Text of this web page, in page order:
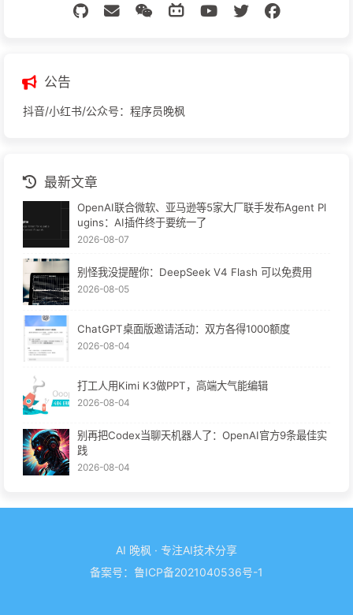
公告
抖音/小红书/公众号：程序员晚枫
最新文章
OpenAI联合微软、亚马逊等5家大厂联手发布Agent Pl
ugins：AI插件终于要统一了
2026-08-07
别怪我没提醒你：DeepSeek V4 Flash 可以免费用
2026-08-05
ChatGPT桌面版邀请活动：双方各得1000额度
2026-08-04
打工人用Kimi K3做PPT，高端大气能编辑
2026-08-04
别再把Codex当聊天机器人了：OpenAI官方9条最佳实
践
2026-08-04
AI 晚枫 · 专注AI技术分享
备案号： 鲁ICP备2021040536号-1